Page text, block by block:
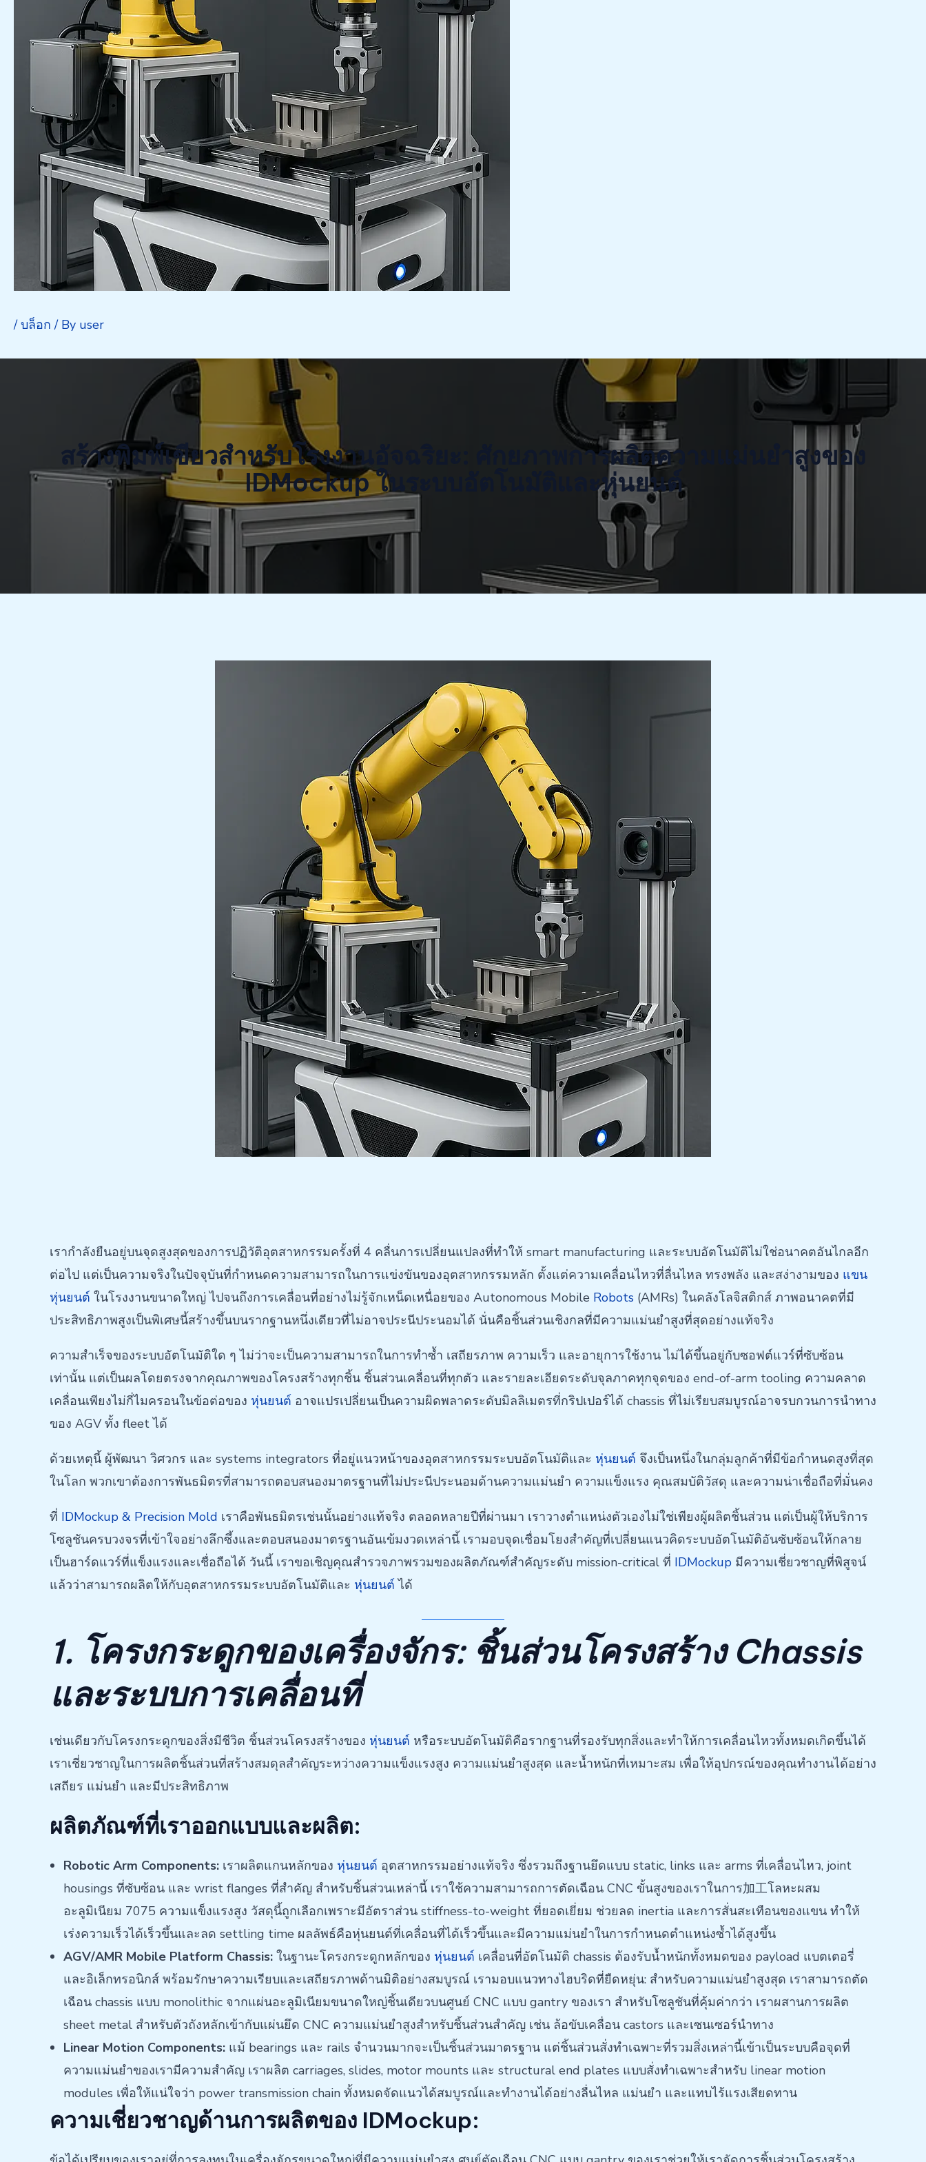
/บล็อก / By user
สร้างพิมพ์เขียวสำหรับโรงงานอัจฉริยะ: ศักยภาพการผลิตความแม่นยำสูงของ
IDMockup ในระบบอัตโนมัติและหุ่นยนต์
เรากำลังยืนอยู่บนจุดสูงสุดของการปฏิวัติอุตสาหกรรมครั้งที่ 4 คลื่นการเปลี่ยนแปลงที่ทำให้ smart manufacturing และระบบอัตโนมัติไม่ใช่อนาคตอันไกลอีก
ต่อไป แต่เป็นความจริงในปัจจุบันที่กำหนดความสามารถในการแข่งขันของอุตสาหกรรมหลัก ตั้งแต่ความเคลื่อนไหวที่ลื่นไหล ทรงพลัง และสง่างามของ แขน
หุ่นยนต์ ในโรงงานขนาดใหญ่ ไปจนถึงการเคลื่อนที่อย่างไม่รู้จักเหน็ดเหนื่อยของ Autonomous Mobile Robots (AMRs) ในคลังโลจิสติกส์ ภาพอนาคตที่มี
ประสิทธิภาพสูงเป็นพิเศษนี้สร้างขึ้นบนรากฐานหนึ่งเดียวที่ไม่อาจประนีประนอมได้ นั่นคือชิ้นส่วนเชิงกลที่มีความแม่นยำสูงที่สุดอย่างแท้จริง
ความสำเร็จของระบบอัตโนมัติใด ๆ ไม่ว่าจะเป็นความสามารถในการทำซ้ำ เสถียรภาพ ความเร็ว และอายุการใช้งาน ไม่ได้ขึ้นอยู่กับซอฟต์แวร์ที่ซับซ้อน
เท่านั้น แต่เป็นผลโดยตรงจากคุณภาพของโครงสร้างทุกชิ้น ชิ้นส่วนเคลื่อนที่ทุกตัว และรายละเอียดระดับจุลภาคทุกจุดของ end-of-arm tooling ความคลาด
เคลื่อนเพียงไม่กี่ไมครอนในข้อต่อของ หุ่นยนต์ อาจแปรเปลี่ยนเป็นความผิดพลาดระดับมิลลิเมตรที่กริปเปอร์ได้ chassis ที่ไม่เรียบสมบูรณ์อาจรบกวนการนำทาง
ของ AGV ทั้ง fleet ได้
ด้วยเหตุนี้ ผู้พัฒนา วิศวกร และ systems integrators ที่อยู่แนวหน้าของอุตสาหกรรมระบบอัตโนมัติและ หุ่นยนต์ จึงเป็นหนึ่งในกลุ่มลูกค้าที่มีข้อกำหนดสูงที่สุด
ในโลก พวกเขาต้องการพันธมิตรที่สามารถตอบสนองมาตรฐานที่ไม่ประนีประนอมด้านความแม่นยำ ความแข็งแรง คุณสมบัติวัสดุ และความน่าเชื่อถือที่มั่นคง
ที่ IDMockup & Precision Mold เราคือพันธมิตรเช่นนั้นอย่างแท้จริง ตลอดหลายปีที่ผ่านมา เราวางตำแหน่งตัวเองไม่ใช่เพียงผู้ผลิตชิ้นส่วน แต่เป็นผู้ให้บริการ
โซลูชันครบวงจรที่เข้าใจอย่างลึกซึ้งและตอบสนองมาตรฐานอันเข้มงวดเหล่านี้ เรามอบจุดเชื่อมโยงสำคัญที่เปลี่ยนแนวคิดระบบอัตโนมัติอันซับซ้อนให้กลาย
เป็นฮาร์ดแวร์ที่แข็งแรงและเชื่อถือได้ วันนี้ เราขอเชิญคุณสำรวจภาพรวมของผลิตภัณฑ์สำคัญระดับ mission-critical ที่ IDMockup มีความเชี่ยวชาญที่พิสูจน์
แล้วว่าสามารถผลิตให้กับอุตสาหกรรมระบบอัตโนมัติและ หุ่นยนต์ ได้
1. โครงกระดูกของเครื่องจักร: ชิ้นส่วนโครงสร้าง Chassis
และระบบการเคลื่อนที่
เช่นเดียวกับโครงกระดูกของสิ่งมีชีวิต ชิ้นส่วนโครงสร้างของ หุ่นยนต์ หรือระบบอัตโนมัติคือรากฐานที่รองรับทุกสิ่งและทำให้การเคลื่อนไหวทั้งหมดเกิดขึ้นได้
เราเชี่ยวชาญในการผลิตชิ้นส่วนที่สร้างสมดุลสำคัญระหว่างความแข็งแรงสูง ความแม่นยำสูงสุด และน้ำหนักที่เหมาะสม เพื่อให้อุปกรณ์ของคุณทำงานได้อย่าง
เสถียร แม่นยำ และมีประสิทธิภาพ
ผลิตภัณฑ์ที่เราออกแบบและผลิต:
Robotic Arm Components: เราผลิตแกนหลักของ หุ่นยนต์ อุตสาหกรรมอย่างแท้จริง ซึ่งรวมถึงฐานยึดแบบ static, links และ arms ที่เคลื่อนไหว, joint
housings ที่ซับซ้อน และ wrist flanges ที่สำคัญ สำหรับชิ้นส่วนเหล่านี้ เราใช้ความสามารถการตัดเฉือน CNC ขั้นสูงของเราในการ加工โลหะผสม
อะลูมิเนียม 7075 ความแข็งแรงสูง วัสดุนี้ถูกเลือกเพราะมีอัตราส่วน stiffness-to-weight ที่ยอดเยี่ยม ช่วยลด inertia และการสั่นสะเทือนของแขน ทำให้
เร่งความเร็วได้เร็วขึ้นและลด settling time ผลลัพธ์คือหุ่นยนต์ที่เคลื่อนที่ได้เร็วขึ้นและมีความแม่นยำในการกำหนดตำแหน่งซ้ำได้สูงขึ้น
AGV/AMR Mobile Platform Chassis: ในฐานะโครงกระดูกหลักของ หุ่นยนต์ เคลื่อนที่อัตโนมัติ chassis ต้องรับน้ำหนักทั้งหมดของ payload แบตเตอรี่
และอิเล็กทรอนิกส์ พร้อมรักษาความเรียบและเสถียรภาพด้านมิติอย่างสมบูรณ์ เรามอบแนวทางไฮบริดที่ยืดหยุ่น: สำหรับความแม่นยำสูงสุด เราสามารถตัด
เฉือน chassis แบบ monolithic จากแผ่นอะลูมิเนียมขนาดใหญ่ชิ้นเดียวบนศูนย์ CNC แบบ gantry ของเรา สำหรับโซลูชันที่คุ้มค่ากว่า เราผสานการผลิต
sheet metal สำหรับตัวถังหลักเข้ากับแผ่นยึด CNC ความแม่นยำสูงสำหรับชิ้นส่วนสำคัญ เช่น ล้อขับเคลื่อน castors และเซนเซอร์นำทาง
Linear Motion Components: แม้ bearings และ rails จำนวนมากจะเป็นชิ้นส่วนมาตรฐาน แต่ชิ้นส่วนสั่งทำเฉพาะที่รวมสิ่งเหล่านี้เข้าเป็นระบบคือจุดที่
ความแม่นยำของเรามีความสำคัญ เราผลิต carriages, slides, motor mounts และ structural end plates แบบสั่งทำเฉพาะสำหรับ linear motion
modules เพื่อให้แน่ใจว่า power transmission chain ทั้งหมดจัดแนวได้สมบูรณ์และทำงานได้อย่างลื่นไหล แม่นยำ และแทบไร้แรงเสียดทาน
ความเชี่ยวชาญด้านการผลิตของ IDMockup: